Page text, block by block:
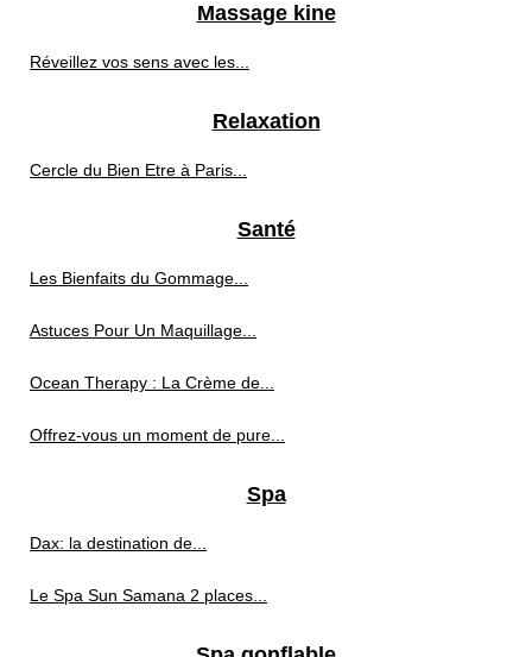
Massage kine
Réveillez vos sens avec les...
Relaxation
Cercle du Bien Etre à Paris...
Santé
Les Bienfaits du Gommage...
Astuces Pour Un Maquillage...
Ocean Therapy : La Crème de...
Offrez-vous un moment de pure...
Spa
Dax: la destination de...
Le Spa Sun Samana 2 places...